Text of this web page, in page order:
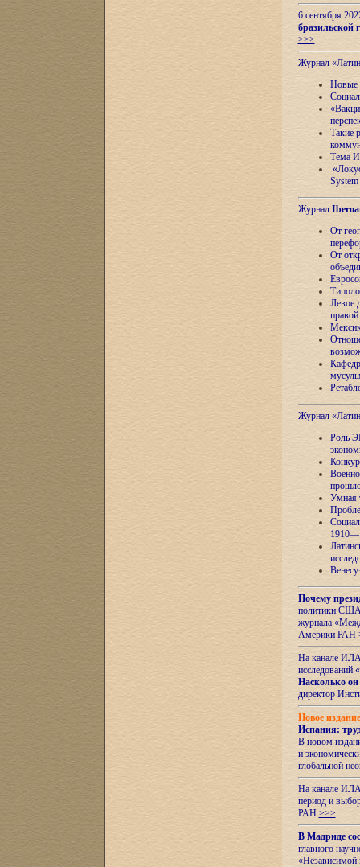
6 сентября
бразильской
>>>
Журнал
Новые
Такие
Тема
Журнал
От
От
Левое
Журнал
Роль
Умная
Почему
политики США
журнала
Америки РАН
На канале ИЛА
исследований «
Насколько он
директор
Новое
Испания:
В новом
и
глобальной
На канале
период и
РАН >>>
В Мадриде
главного
«Независимой